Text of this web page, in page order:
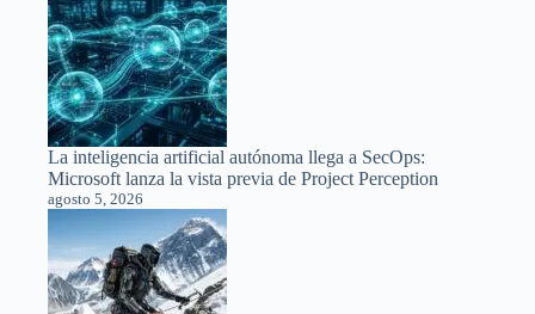
La inteligencia artificial autónoma llega a SecOps:
Microsoft lanza la vista previa de Project Perception
agosto 5, 2026